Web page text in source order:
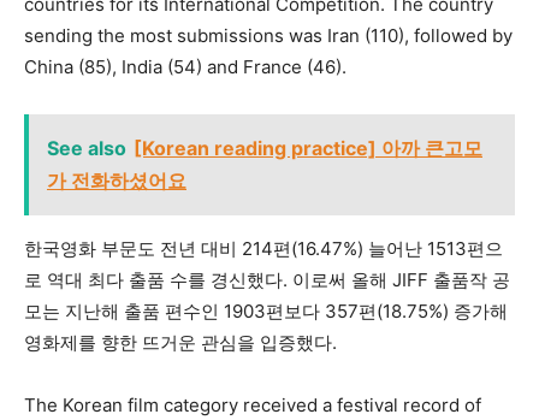
sending the most submissions was Iran (110), followed by
China (85), India (54) and France (46).
See also [Korean reading practice] 아까 큰고모
가 전화하셨어요
한국영화 부문도 전년 대비 214편(16.47%) 늘어난 1513편으
로 역대 최다 출품 수를 경신했다. 이로써 올해 JIFF 출품작 공
모는 지난해 출품 편수인 1903편보다 357편(18.75%) 증가해
영화제를 향한 뜨거운 관심을 입증했다.
The Korean film category received a festival record of